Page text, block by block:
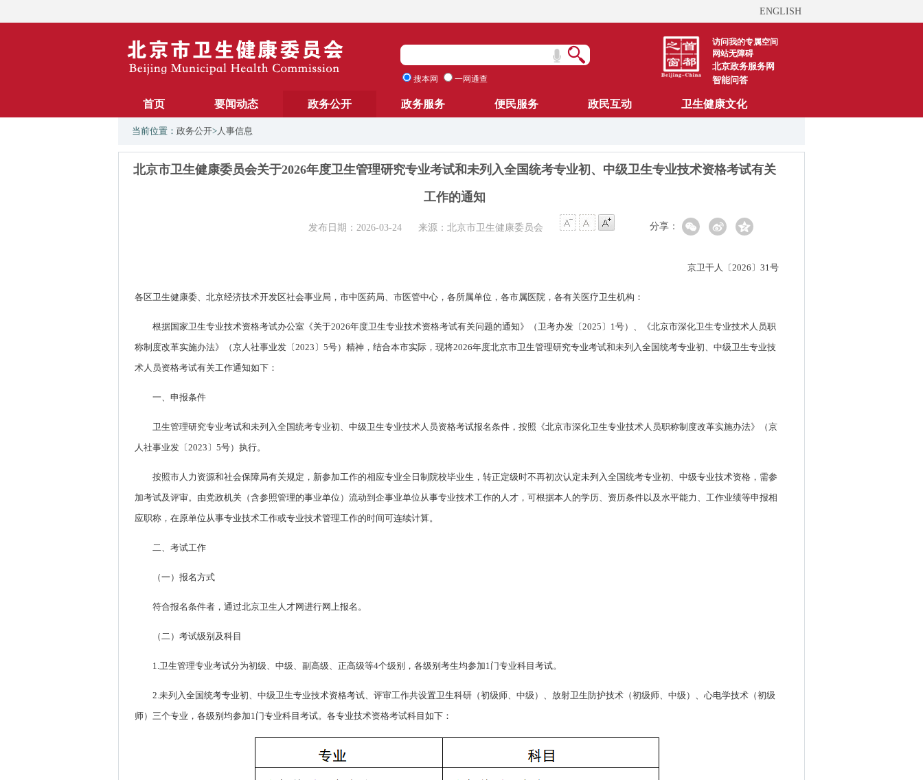
ENGLISH
访问我的专属空间
网站无障碍
北京政务服务网
智能问答
搜本网 一网通查
首页 要闻动态 政务公开 政务服务 便民服务 政民互动 卫生健康文化
当前位置： 政务公开>人事信息
北京市卫生健康委员会关于2026年度卫生管理研究专业考试和未列入全国统考专业初、中级卫生专业技术资格考试有关
工作的通知
发布日期：2026-03-24 来源：北京市卫生健康委员会 分享：
京卫干人〔2026〕31号
各区卫生健康委、北京经济技术开发区社会事业局，市中医药局、市医管中心，各所属单位，各市属医院，各有关医疗卫生机构：
根据国家卫生专业技术资格考试办公室《关于2026年度卫生专业技术资格考试有关问题的通知》（卫考办发〔2025〕1号）、《北京市深化卫生专业技术人员职
称制度改革实施办法》（京人社事业发〔2023〕5号）精神，结合本市实际，现将2026年度北京市卫生管理研究专业考试和未列入全国统考专业初、中级卫生专业技
术人员资格考试有关工作通知如下：
一、申报条件
卫生管理研究专业考试和未列入全国统考专业初、中级卫生专业技术人员资格考试报名条件，按照《北京市深化卫生专业技术人员职称制度改革实施办法》（京
人社事业发〔2023〕5号）执行。
按照市人力资源和社会保障局有关规定，新参加工作的相应专业全日制院校毕业生，转正定级时不再初次认定未列入全国统考专业初、中级专业技术资格，需参
加考试及评审。由党政机关（含参照管理的事业单位）流动到企事业单位从事专业技术工作的人才，可根据本人的学历、资历条件以及水平能力、工作业绩等申报相
应职称，在原单位从事专业技术工作或专业技术管理工作的时间可连续计算。
二、考试工作
（一）报名方式
符合报名条件者，通过北京卫生人才网进行网上报名。
（二）考试级别及科目
1.卫生管理专业考试分为初级、中级、副高级、正高级等4个级别，各级别考生均参加1门专业科目考试。
2.未列入全国统考专业初、中级卫生专业技术资格考试、评审工作共设置卫生科研（初级师、中级）、放射卫生防护技术（初级师、中级）、心电学技术（初级
师）三个专业，各级别均参加1门专业科目考试。各专业技术资格考试科目如下：